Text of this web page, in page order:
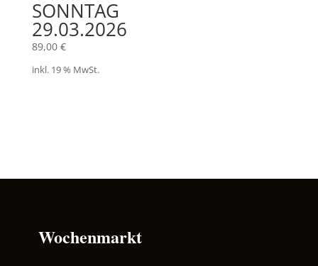
SONNTAG
29.03.2026
89,00 €
inkl. 19 % MwSt.
Wochenmarkt